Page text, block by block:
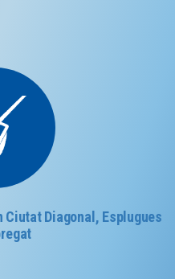
Diagonal, Esplugues